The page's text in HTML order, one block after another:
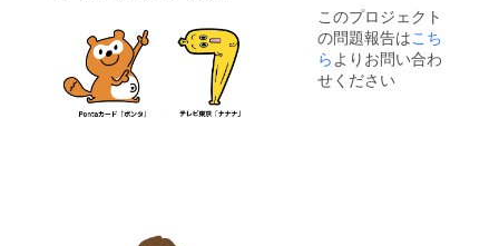
お問い
合わせ
くださ
い。
このプロジェクト
の問題報告はこち
ら よりお問い合わ
せください